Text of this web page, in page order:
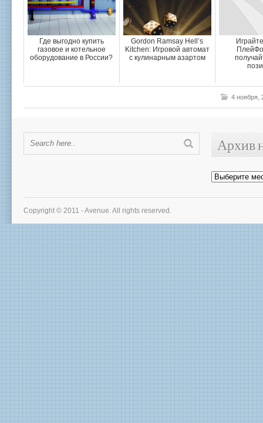
Где выгодно купить
газовое и котельное
оборудование в России?
Gordon Ramsay Hell’s
Kitchen: Игровой автомат
с кулинарным азартом
4 ноября,
Архив
Архив
новостей
Copyright © 2011 - Avenue. All rights reserved.